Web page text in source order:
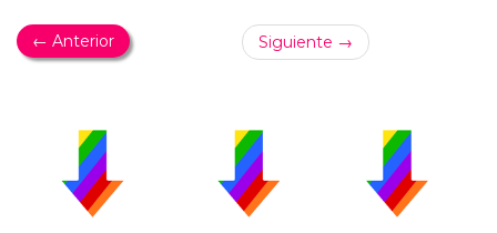
← Anterior Siguiente →